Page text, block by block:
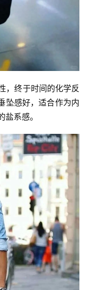
，终于时间的化学反
坠感好，适合作为内
系感。